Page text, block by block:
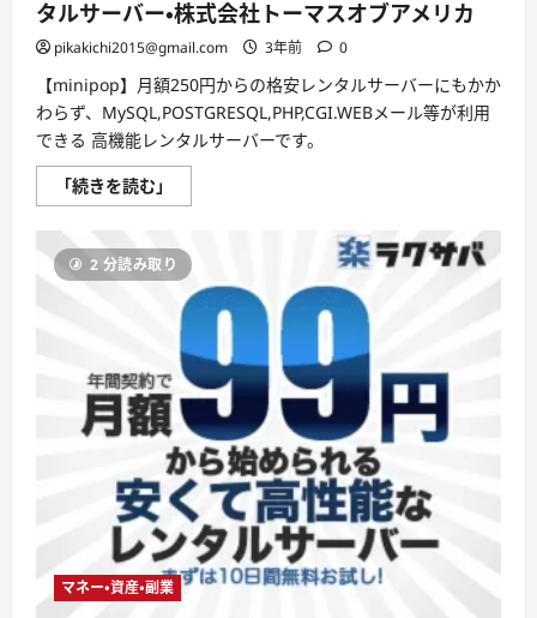
タルサーバー・株式会社トーマスオブアメリカ
pikakichi2015@gmail.com 3年前 0
【minipop】月額250円からの格安レンタルサーバーにもかか
わらず、MySQL,POSTGRESQL,PHP,CGI.WEBメール等が利用
できる 高機能レンタルサーバーです。
「続きを読む」
月
円
か
ら
の
高
機
能・
格
安
レ
ン
タ
ル
サ
ー
バ
ー・
株
式
会
社
ト
2 分読み取り
マネー・資産・副業